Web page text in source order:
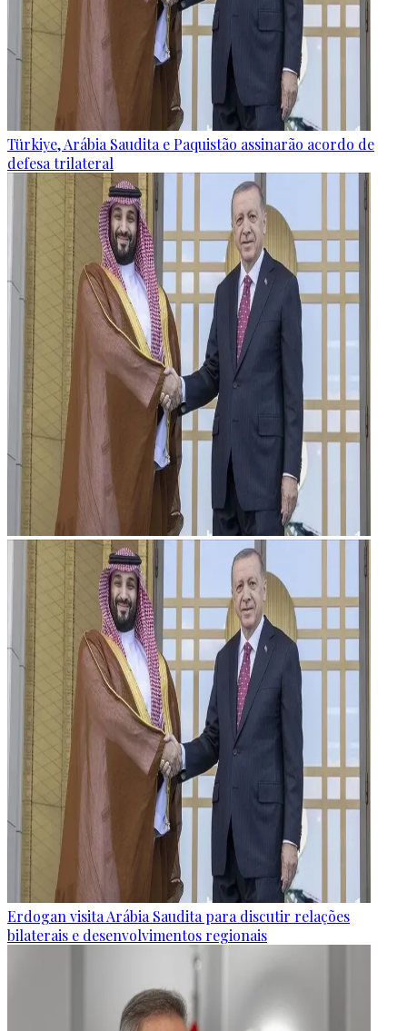
Türkiye, Arábia Saudita e Paquistão assinarão acordo de
defesa trilateral
Erdogan visita Arábia Saudita para discutir relações
bilaterais e desenvolvimentos regionais